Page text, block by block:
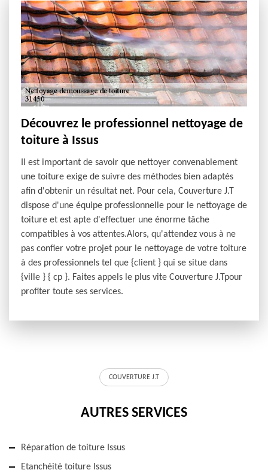
Découvrez le professionnel nettoyage de
toiture à Issus
Il est important de savoir que nettoyer convenablement
une toiture exige de suivre des méthodes bien adaptés
afin d'obtenir un résultat net. Pour cela, Couverture J.T
dispose d'une équipe professionnelle pour le nettoyage de
toiture et est apte d'effectuer une énorme tâche
compatibles à vos attentes.Alors, qu'attendez vous à ne
pas confier votre projet pour le nettoyage de votre toiture
à des professionnels tel que {client } qui se situe dans
{ville } { cp }. Faites appels le plus vite Couverture J.Tpour
profiter toute ses services.
COUVERTURE J.T
AUTRES SERVICES
Réparation de toiture Issus
Etanchéité toiture Issus